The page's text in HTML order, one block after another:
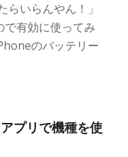
らいらんやん！」
で有効に使ってみ
のバッテリー
プリで機種を使